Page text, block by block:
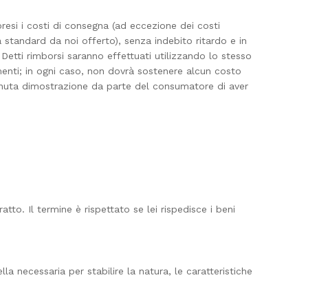
i costi di consegna (ad eccezione dei costi
da noi offerto), senza indebito ritardo e in
rimborsi saranno effettuati utilizzando lo stesso
in ogni caso, non dovrà sostenere alcun costo
dimostrazione da parte del consumatore di aver
Il termine è rispettato se lei rispedisce i beni
necessaria per stabilire la natura, le caratteristiche